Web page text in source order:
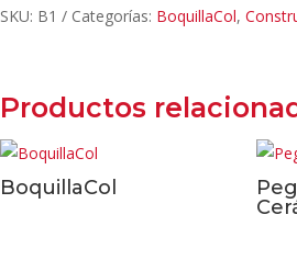
SKU: B1 Categorías: BoquillaCol,
Productos
BoquillaCol